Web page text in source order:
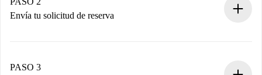
Envía tu solicitud de reserva
propietario acepte.
PASO 3